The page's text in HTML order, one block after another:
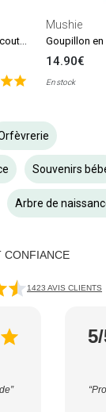
Mushie
14.90€
En stock
Souvenirs
Arbre de
CONFIANCE
1423 AVIS CLIENTS